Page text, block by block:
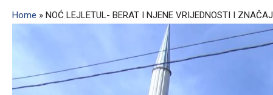
Home » NOĆ LEJLETUL- BERAT I NJENE VRIJEDNOSTI I ZNAČAJ